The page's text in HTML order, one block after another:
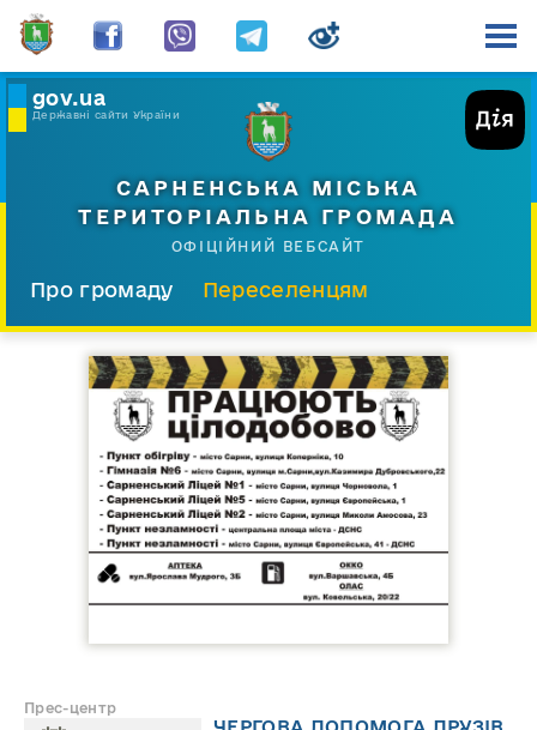
gov.ua
Державні сайти України
САРНЕНСЬКА МІСЬКА
ТЕРИТОРІАЛЬНА ГРОМАДА
ОФІЦІЙНИЙ ВЕБСАЙТ
Про громаду
Переселенцям
Прес-центр
Прес-центр